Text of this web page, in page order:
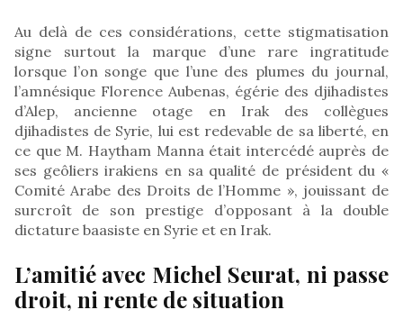
Au delà de ces considérations, cette stigmatisation
signe surtout la marque d’une rare ingratitude
lorsque l’on songe que l’une des plumes du journal,
l’amnésique Florence Aubenas, égérie des djihadistes
d’Alep, ancienne otage en Irak des collègues
djihadistes de Syrie, lui est redevable de sa liberté, en
ce que M. Haytham Manna était intercédé auprès de
ses geôliers irakiens en sa qualité de président du «
Comité Arabe des Droits de l’Homme », jouissant de
surcroît de son prestige d’opposant à la double
dictature baasiste en Syrie et en Irak.
L’amitié avec Michel Seurat, ni passe
droit, ni rente de situation